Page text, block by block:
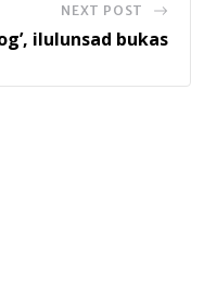
NEXT POST
ilulunsad bukas